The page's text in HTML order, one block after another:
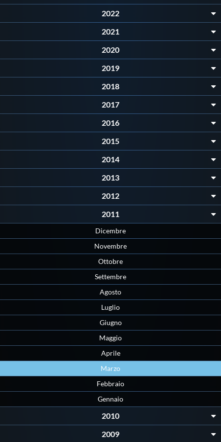
Intranet
Mappa del sito
2022
2021
2020
2019
2018
2017
2016
2015
2014
2013
2012
2011
Dicembre
Novembre
Ottobre
Settembre
Agosto
Luglio
Giugno
Maggio
Aprile
Marzo
Febbraio
Gennaio
2010
2009